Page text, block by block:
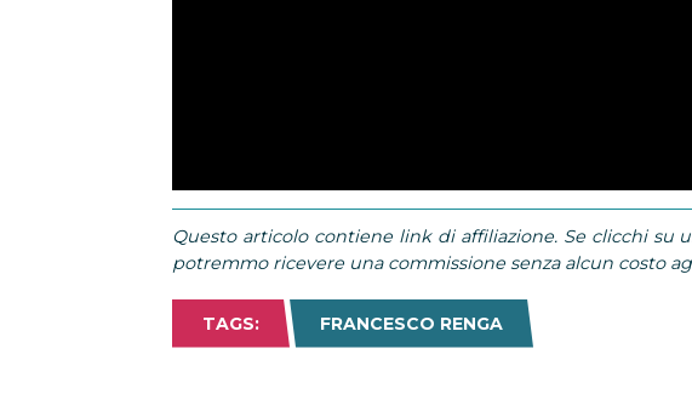
Questo articolo contiene link di affiliazione. Se clicchi su
potremmo ricevere una commissione senza alcun costo
TAGS: FRANCESCO RENGA